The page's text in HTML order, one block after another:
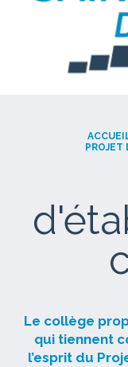
Le collège
qui tiennent
l’esprit du